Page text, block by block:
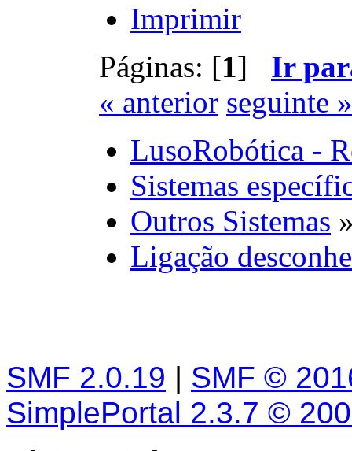
Imprimir
Páginas: [1] Ir
« anterior seguinte »
LusoRobótica -
Sistemas
Outros Sistemas
Ligação
SMF 2.0.19 | SMF ©
SimplePortal 2.3.7 ©